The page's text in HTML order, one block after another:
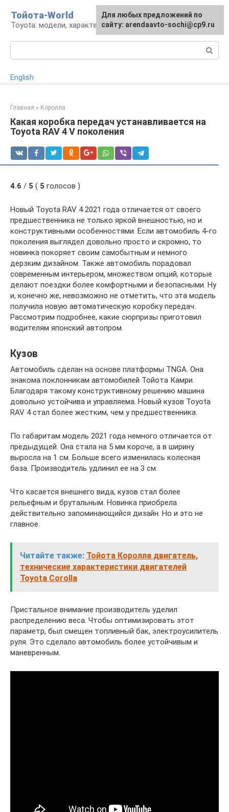
контенту
Тойота-World
Toyota: модели, характеристики, проблемы
English
Главная » Королла
Какая коробка передач устанавливается на
Toyota RAV 4 V поколения
4.6 / 5 ( 5 голосов )
Новый Toyota RAV 4 2021 года отличается от своего
предшественника не только яркой внешностью, но и
конструктивными особенностями. Если автомобиль 4-го
поколения выглядел довольно просто и скромно, то
новинка покоряет своим самобытным и немного
дерзким дизайном. Также автомобиль порадовал
современным интерьером, множеством опций, которые
делают поездки более комфортными и безопасными. Ну
и, конечно же, невозможно не отметить, что эта модель
получила новую автоматическую коробку передач.
Рассмотрим подробнее, какие сюрпризы приготовил
водителям японский автопром.
Кузов
Автомобиль сделан на основе платформы TNGA. Она
знакома поклонникам автомобилей Тойота Камри.
Благодаря такому конструктивному решению машина
довольно устойчива и управляема. Новый кузов Toyota
RAV 4 стал более жестким, чем у предшественника.
По габаритам модель 2021 года немного отличается от
предыдущей. Она стала на 5 мм короче, а в ширину
выросла на 1 см. Больше всего изменилась колесная
база. Производитель удлинил ее на 3 см.
Что касается внешнего вида, кузов стал более
рельефным и брутальным. Новинка приобрела
действительно запоминающийся дизайн. Но и это не
главное.
Читайте также: Тойота Королла двигатель,
технические характеристики двигателей
Toyota Corolla
Пристальное внимание производитель уделил
распределению веса. Чтобы оптимизировать этот
параметр, был смещен топливный бак, электроусилитель
руля. Это сделало автомобиль более устойчивым и
маневренным.
Для любых предложений по
сайту: arendaavto-sochi@cp9.ru